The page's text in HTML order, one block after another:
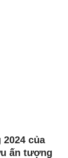
của
ấn tượng